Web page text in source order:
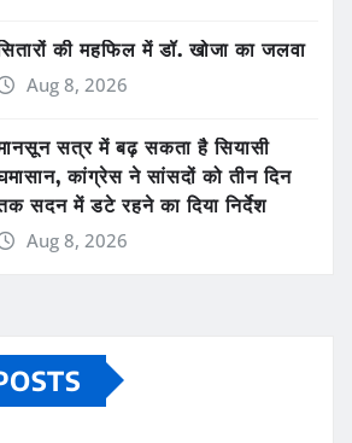
की महफिल में डॉ. खोजा का जलवा
Aug 8, 2026
सत्र में बढ़ सकता है सियासी
कांग्रेस ने सांसदों को तीन दिन
सदन में डटे रहने का दिया निर्देश
Aug 8, 2026